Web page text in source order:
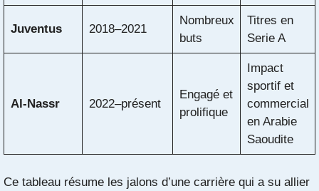
Juventus 2018–2021
Nombreux
buts
Titres en
Serie A
Al-Nassr 2022–présent
Engagé et
prolifique
Impact
sportif et
commercial
en Arabie
Saoudite
Ce tableau résume les jalons d’une carrière qui a su allier